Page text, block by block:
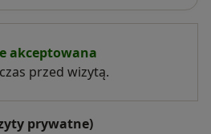
akceptowana
przed wizytą.
prywatne)